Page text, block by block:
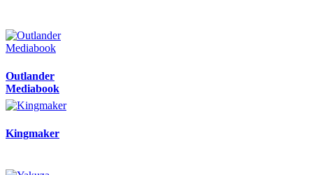
Outlander
Mediabook
Kingmaker